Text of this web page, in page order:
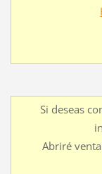
Si deseas
Abriré